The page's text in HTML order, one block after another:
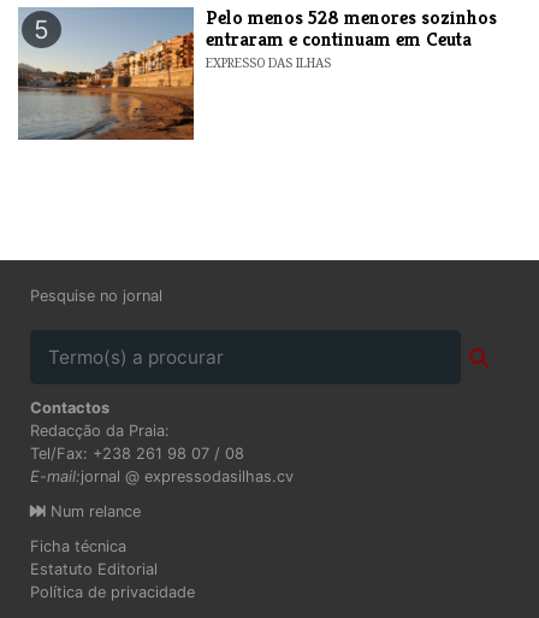
5
Pelo menos 528 menores sozinhos
entraram e continuam em Ceuta
EXPRESSO DAS ILHAS
Pesquise no jornal
Contactos
Redacção da Praia:
Tel/Fax: +238 261 98 07 / 08
E-mail:jornal @ expressodasilhas.cv
Num relance
Ficha técnica
Estatuto Editorial
Política de privacidade